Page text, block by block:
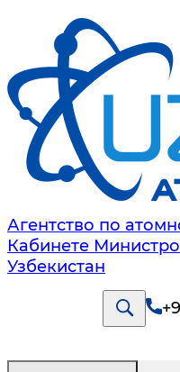
Агентство по
Кабинете
Узбекистан